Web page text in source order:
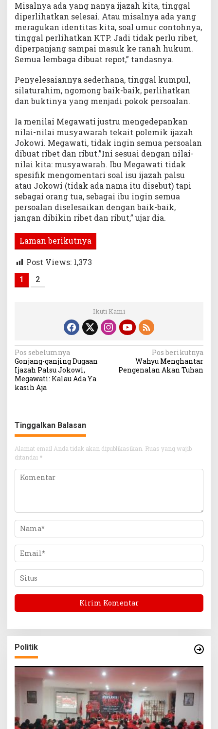
Misalnya ada yang nanya ijazah kita, tinggal
diperlihatkan selesai. Atau misalnya ada yang
meragukan identitas kita, soal umur contohnya,
tinggal perlihatkan KTP. Jadi tidak perlu ribet,
diperpanjang sampai masuk ke ranah hukum.
Semua lembaga dibuat repot,” tandasnya.
Penyelesaiannya sederhana, tinggal kumpul,
silaturahim, ngomong baik-baik, perlihatkan
dan buktinya yang menjadi pokok persoalan.
Ia menilai Megawati justru mengedepankan
nilai-nilai musyawarah tekait polemik ijazah
Jokowi. Megawati, tidak ingin semua persoalan
dibuat ribet dan ribut.”Ini sesuai dengan nilai-
nilai kita: musyawarah. Ibu Megawati tidak
spesifik mengomentari soal isu ijazah palsu
atau Jokowi (tidak ada nama itu disebut) tapi
sebagai orang tua, sebagai ibu ingin semua
persoalan diselesaikan dengan baik-baik,
jangan dibikin ribet dan ribut,” ujar dia.
Laman berikutnya
Post Views: 1,373
1 2
Ikuti Kami
Navigasi
pos
Pos sebelumnya
Gonjang-ganjing Dugaan
Ijazah Palsu Jokowi,
Megawati: Kalau Ada Ya
kasih Aja
Pos berikutnya
Wahyu Menghantar
Pengenalan Akan Tuhan
Tinggalkan Balasan
Alamat email Anda tidak akan dipublikasikan. Ruas yang wajib
ditandai *
Politik